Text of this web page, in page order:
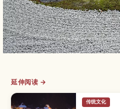
延伸阅读 →
传统文化